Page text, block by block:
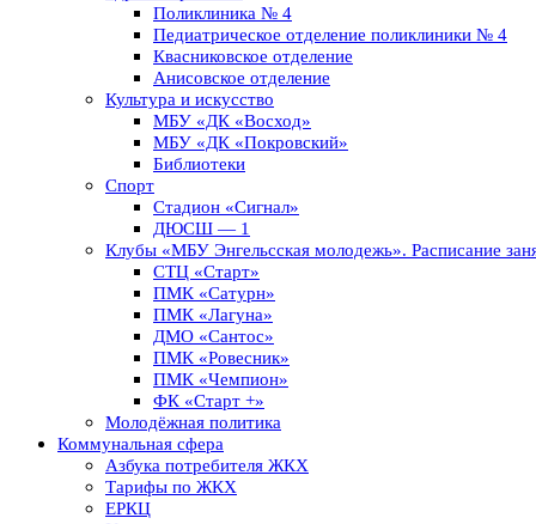
Поликлиника № 4
Педиатрическое отделение поликлиники № 4
Квасниковское отделение
Анисовское отделение
Культура и искусство
МБУ «ДК «Восход»
МБУ «ДК «Покровский»
Библиотеки
Спорт
Стадион «Сигнал»
ДЮСШ — 1
Клубы «МБУ Энгельсская молодежь». Расписание
СТЦ «Старт»
ПМК «Сатурн»
ПМК «Лагуна»
ДМО «Сантос»
ПМК «Ровесник»
ПМК «Чемпион»
ФК «Старт +»
Молодёжная политика
Коммунальная сфера
Азбука потребителя ЖКХ
Тарифы по ЖКХ
ЕРКЦ